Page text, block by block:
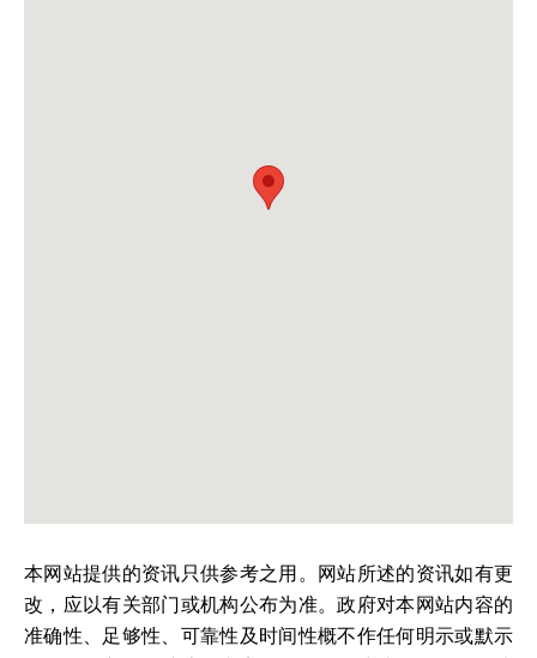
本网站提供的资讯只供参考之用。网站所述的资讯如有更
改，应以有关部门或机构公布为准。政府对本网站内容的
准确性、足够性、可靠性及时间性概不作任何明示或默示